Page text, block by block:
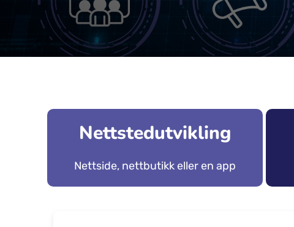
Nettstedutvikling
Nettside, nettbutikk eller en app